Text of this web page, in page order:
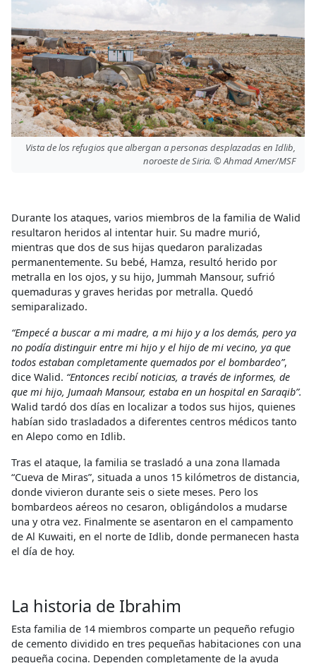
Vista de los refugios que albergan a personas desplazadas en Idlib,
noroeste de Siria. © Ahmad Amer/MSF
Durante los ataques, varios miembros de la familia de Walid
resultaron heridos al intentar huir. Su madre murió,
mientras que dos de sus hijas quedaron paralizadas
permanentemente. Su bebé, Hamza, resultó herido por
metralla en los ojos, y su hijo, Jummah Mansour, sufrió
quemaduras y graves heridas por metralla. Quedó
semiparalizado.
“Empecé a buscar a mi madre, a mi hijo y a los demás, pero ya
no podía distinguir entre mi hijo y el hijo de mi vecino, ya que
todos estaban completamente quemados por el bombardeo”,
dice Walid. “Entonces recibí noticias, a través de informes, de
que mi hijo, Jumaah Mansour, estaba en un hospital en Saraqib”.
Walid tardó dos días en localizar a todos sus hijos, quienes
habían sido trasladados a diferentes centros médicos tanto
en Alepo como en Idlib.
Tras el ataque, la familia se trasladó a una zona llamada
“Cueva de Miras”, situada a unos 15 kilómetros de distancia,
donde vivieron durante seis o siete meses. Pero los
bombardeos aéreos no cesaron, obligándolos a mudarse
una y otra vez. Finalmente se asentaron en el campamento
de Al Kuwaiti, en el norte de Idlib, donde permanecen hasta
el día de hoy.
La historia de Ibrahim
Esta familia de 14 miembros comparte un pequeño refugio
de cemento dividido en tres pequeñas habitaciones con una
pequeña cocina. Dependen completamente de la ayuda